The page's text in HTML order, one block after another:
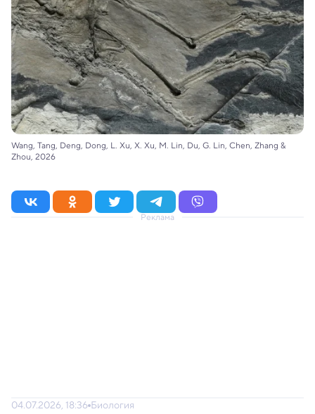
Wang, Tang, Deng, Dong, L. Xu, X. Xu, M. Lin, Du, G. Lin, Chen, Zhang &
Zhou, 2026
Реклама
04.07.2026, 18:36 Биология